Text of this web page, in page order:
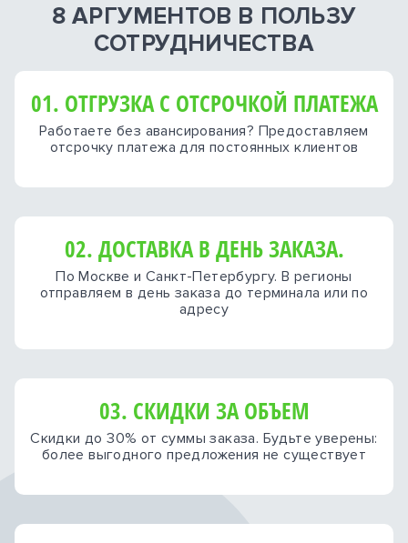
8 АРГУМЕНТОВ В ПОЛЬЗУ
СОТРУДНИЧЕСТВА
01. ОТГРУЗКА С ОТСРОЧКОЙ ПЛАТЕЖА
Работаете без авансирования? Предоставляем
отсрочку платежа для постоянных клиентов
02. ДОСТАВКА В ДЕНЬ ЗАКАЗА.
По Москве и Санкт-Петербургу. В регионы
отправляем в день заказа до терминала или по
адресу
03. СКИДКИ ЗА ОБЪЕМ
Скидки до 30% от суммы заказа. Будьте уверены:
более выгодного предложения не существует